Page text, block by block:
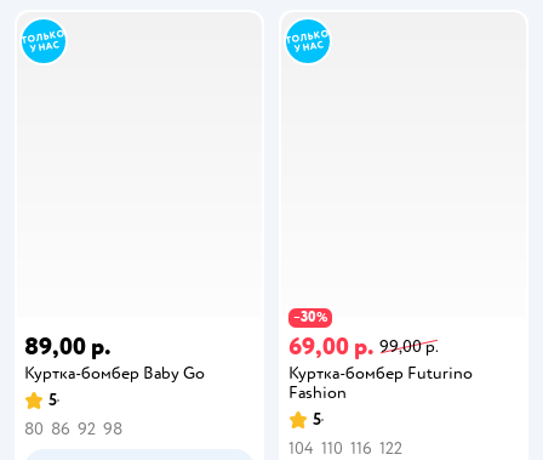
89,00 р.
Куртка-бомбер Baby Go
5
80 86 92 98
−30%
69,00 р. 99,00 р.
Куртка-бомбер Futurino
Fashion
5
104 110 116 122